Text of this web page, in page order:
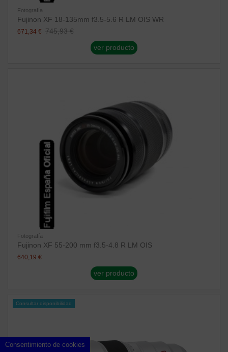
Fotografía
Fujinon XF 18-135mm f3.5-5.6 R LM OIS WR
671,34 € 745,93 €
ver producto
Fotografía
Fujinon XF 55-200 mm f3.5-4.8 R LM OIS
640,19 €
ver producto
Consultar disponibilidad
Consentimiento de cookies